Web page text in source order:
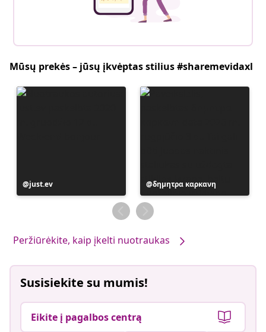
Mūsų prekės – jūsų įkvėptas stilius #sharemevidaxl
Įrašą
paskelbė
just.ev
Įrašą
paskelbė
δημητρα καρκανη
Peržiūrėkite, kaip įkelti nuotraukas
Susisiekite su mumis!
Eikite į pagalbos centrą